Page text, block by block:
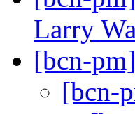
Larry
[bcn-
[bcn-